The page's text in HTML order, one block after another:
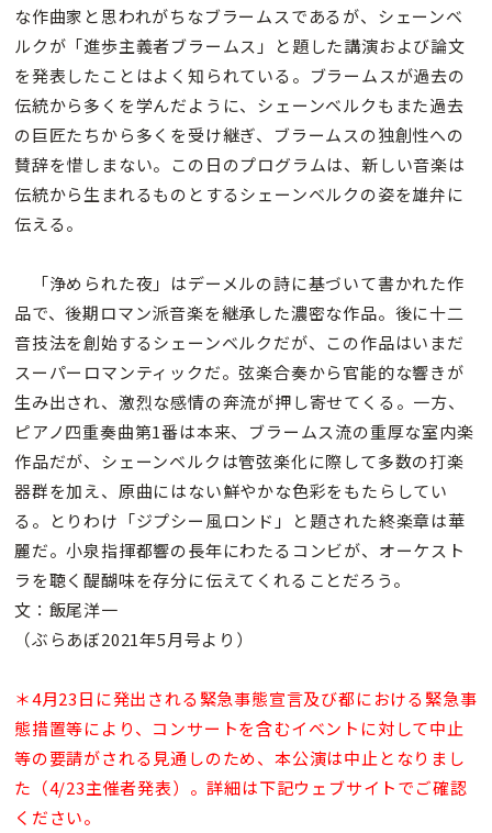
な作曲家と思われがちなブラームスであるが、シェーンベ
ルクが「進歩主義者ブラームス」と題した講演および論文
を発表したことはよく知られている。ブラームスが過去の
伝統から多くを学んだように、シェーンベルクもまた過去
の巨匠たちから多くを受け継ぎ、ブラームスの独創性への
賛辞を惜しまない。この日のプログラムは、新しい音楽は
伝統から生まれるものとするシェーンベルクの姿を雄弁に
伝える。
「浄められた夜」はデーメルの詩に基づいて書かれた作
品で、後期ロマン派音楽を継承した濃密な作品。後に十二
音技法を創始するシェーンベルクだが、この作品はいまだ
スーパーロマンティックだ。弦楽合奏から官能的な響きが
生み出され、激烈な感情の奔流が押し寄せてくる。一方、
ピアノ四重奏曲第1番は本来、ブラームス流の重厚な室内楽
作品だが、シェーンベルクは管弦楽化に際して多数の打楽
器群を加え、原曲にはない鮮やかな色彩をもたらしてい
る。とりわけ「ジプシー風ロンド」と題された終楽章は華
麗だ。小泉指揮都響の長年にわたるコンビが、オーケスト
ラを聴く醍醐味を存分に伝えてくれることだろう。
文：飯尾洋一
（ぶらあぼ2021年5月号より）
＊4月23日に発出される緊急事態宣言及び都における緊急事
態措置等により、コンサートを含むイベントに対して中止
等の要請がされる見通しのため、本公演は中止となりまし
た（4/23主催者発表）。詳細は下記ウェブサイトでご確認
ください。